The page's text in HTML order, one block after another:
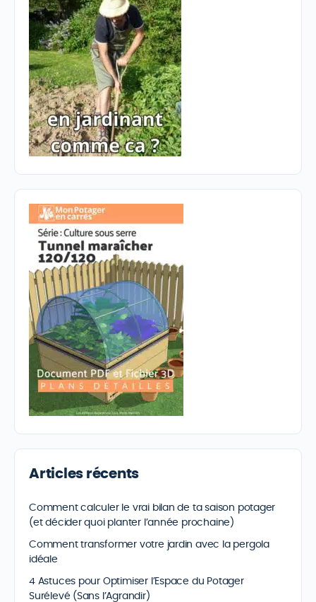
Articles récents
Comment calculer le vrai bilan de ta saison potager
(et décider quoi planter l’année prochaine)
Comment transformer votre jardin avec la pergola
idéale
4 Astuces pour Optimiser l’Espace du Potager
Surélevé (Sans l’Agrandir)